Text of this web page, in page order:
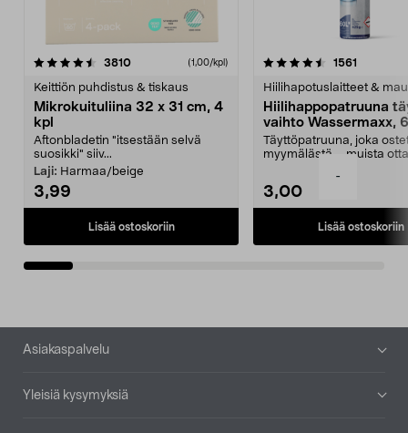
-
3810arvostelut (1,00/kpl)
Keittiön puhdistus & tiskaus
Mikrokuituliina 32 x 31 cm, 4
kpl
Aftonbladetin "itsestään selvä
suosikki" siiv...
Laji: Harmaa/beige
3,99
Lisää ostoskoriin
4.5viidestä
1561
Hiilihapotuslaitteet &
Hiilihappopatruuna
vaihto Wassermaxx,
Täyttöpatruuna, joka
myymälästä – muista
3,00
Lisää ostoskoriin
4.5viidestä
Alatunniste
Asiakaspalvelu
Yleisiä kysymyksiä